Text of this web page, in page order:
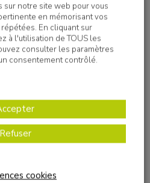
(FAM) du site Saint-
38 personnes, souffrant
et invalidante ou
long de l’année des
handicap dont l’état
personne dans
la vie quotidienne, assortie
ancien site hospitalier.
sur notre site web pour vous
en mémorisant vos
En cliquant sur
à l'utilisation de TOUS les
consulter les paramètres
consentement contrôlé.
Refuser
cookies